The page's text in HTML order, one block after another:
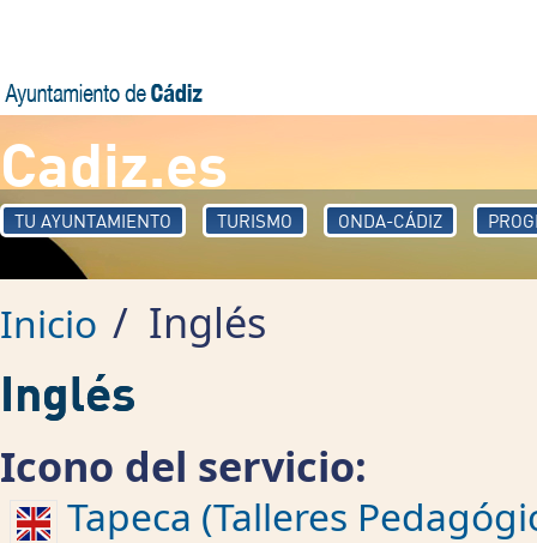
Cadiz.es
TU AYUNTAMIENTO TURISMO ONDA-CÁDIZ
Inicio / Inglés
Inglés
Icono del servicio:
Tapeca (Talleres